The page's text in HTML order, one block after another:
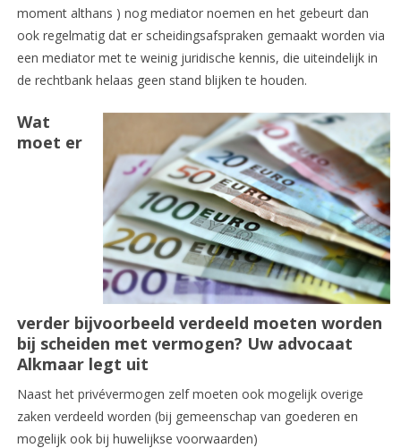
moment althans ) nog mediator noemen en het gebeurt dan
ook regelmatig dat er scheidingsafspraken gemaakt worden via
een mediator met te weinig juridische kennis, die uiteindelijk in
de rechtbank helaas geen stand blijken te houden.
Wat
moet er
verder bijvoorbeeld verdeeld moeten worden
bij scheiden met vermogen? Uw advocaat
Alkmaar legt uit
Naast het privévermogen zelf moeten ook mogelijk overige
zaken verdeeld worden (bij gemeenschap van goederen en
mogelijk ook bij huwelijkse voorwaarden)